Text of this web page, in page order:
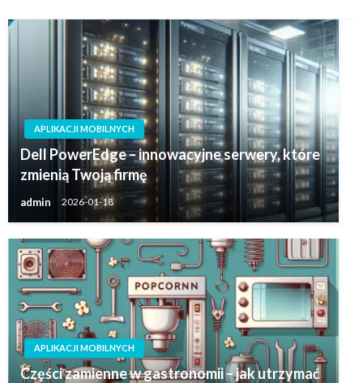
APLIKACJI MOBILNYCH
Dell PowerEdge – innowacyjne serwery, które
zmienią Twoją firmę
admin 2026-01-18
APLIKACJI MOBILNYCH
Części zamienne w gastronomii – jak utrzymać